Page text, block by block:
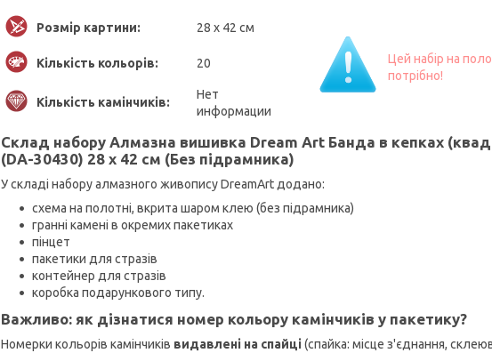
Розмір картини: 28 х 42 см
Цей набір на
потрібно!
Кількість кольорів: 20
Кількість камінчиків:
Нет
информации
Склад набору Алмазна вишивка Dream Art Банда в кепках
(DA-30430) 28 х 42 см (Без підрамника)
У складі набору алмазного живопису DreamArt додано:
схема на полотні, вкрита шаром клею (без підрамника)
гранні камені в окремих пакетиках
пінцет
пакетики для стразів
контейнер для стразів
коробка подарункового типу.
Важливо: як дізнатися номер кольору камінчиків у пакетику?
Номерки кольорів камінчиків видавлені на спайці (спайка: місце з'єднання,